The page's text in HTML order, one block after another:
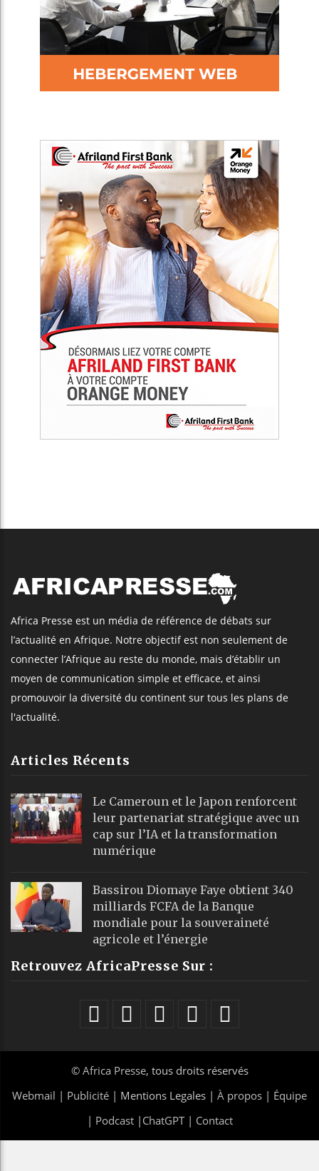
Africa Presse est un média de référence de débats sur
l’actualité en Afrique. Notre objectif est non seulement de
connecter l’Afrique au reste du monde, mais d’établir un
moyen de communication simple et efficace, et ainsi
promouvoir la diversité du continent sur tous les plans de
l'actualité.
Articles Récents
Le Cameroun et le Japon renforcent
leur partenariat stratégique avec un
cap sur l’IA et la transformation
numérique
Bassirou Diomaye Faye obtient 340
milliards FCFA de la Banque
mondiale pour la souveraineté
agricole et l’énergie
Retrouvez AfricaPresse Sur :
© Africa Presse, tous droits réservés
Webmail | Publicité | Mentions Legales | À propos | Équipe
| Podcast| ChatGPT| Contact